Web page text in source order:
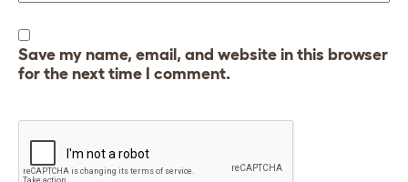
Save my name, email, and website in this browser
for the next time I comment.